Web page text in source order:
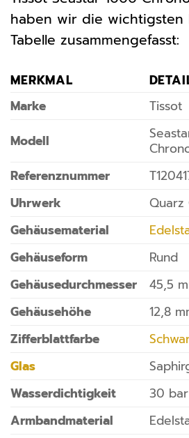
haben wir die wichtigsten
Tabelle zusammengefasst:
MERKMAL
Marke
Tissot
Modell
Referenznummer
Uhrwerk
Quarz
Gehäusematerial
Gehäuseform
Rund
Gehäusedurchmesser
45,5
Gehäusehöhe
12,8
Zifferblattfarbe
Glas
Wasserdichtigkeit
30
Armbandmaterial